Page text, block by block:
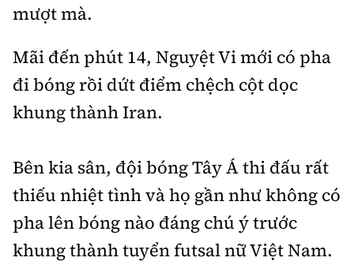
mượt mà.
Mãi đến phút 14, Nguyệt Vi mới có pha
đi bóng rồi dứt điểm chệch cột dọc
khung thành Iran.
Bên kia sân, đội bóng Tây Á thi đấu rất
thiếu nhiệt tình và họ gần như không có
pha lên bóng nào đáng chú ý trước
khung thành tuyển futsal nữ Việt Nam.